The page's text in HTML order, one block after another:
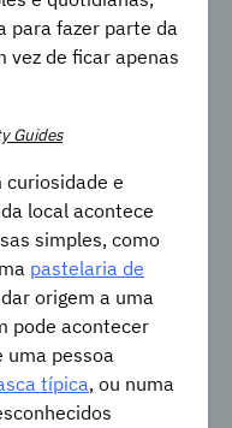
para fazer parte da
vez de ficar apenas
Guides
curiosidade e
local acontece
simples, como
pastelaria de
origem a uma
pode acontecer
uma pessoa
típica, ou numa